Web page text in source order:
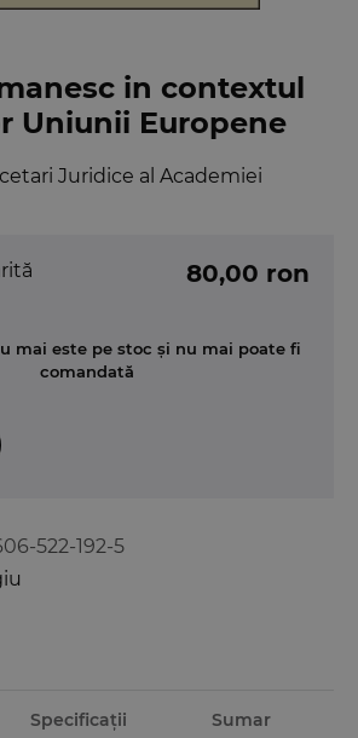
in contextul
Uniunii Europene
Juridice al Academiei
522-192-5
80,00 ron
mai este pe stoc și nu mai poate fi
comandată
Specificații Sumar